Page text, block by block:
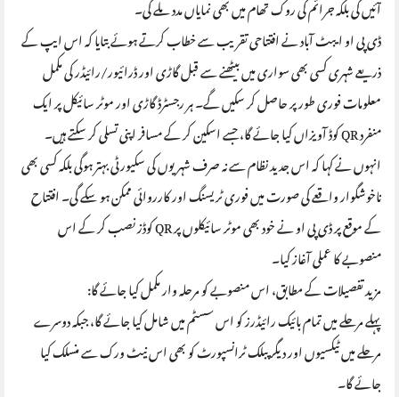
آئیں گی بلکہ جرائم کی روک تھام میں بھی نمایاں مدد ملے گی۔
ڈی پی او ایبٹ آباد نے افتتاحی تقریب سے خطاب کرتے ہوئے بتایا کہ اس ایپ کے
ذریعے شہری کسی بھی سواری میں بیٹھنے سے قبل گاڑی اور ڈرائیور/رائیڈر کی مکمل
معلومات فوری طور پر حاصل کر سکیں گے۔ ہر رجسٹرڈ گاڑی اور موٹر سائیکل پر ایک
منفرد QR کوڈ آویزاں کیا جائے گا، جسے اسکین کر کے مسافر اپنی تسلی کر سکتے ہیں۔
انہوں نے کہا کہ اس جدید نظام سے نہ صرف شہریوں کی سکیورٹی بہتر ہوگی بلکہ کسی بھی
ناخوشگوار واقعے کی صورت میں فوری ٹریسنگ اور کارروائی ممکن ہو سکے گی۔ افتتاح
کے موقع پر ڈی پی او نے خود بھی موٹر سائیکلوں پر QR کوڈز نصب کر کے اس
منصوبے کا عملی آغاز کیا۔
مزید تفصیلات کے مطابق، اس منصوبے کو مرحلہ وار مکمل کیا جائے گا:
پہلے مرحلے میں تمام بائیک رائیڈرز کو اس سسٹم میں شامل کیا جائے گا، جبکہ دوسرے
مرحلے میں ٹیکسیوں اور دیگر پبلک ٹرانسپورٹ کو بھی اس نیٹ ورک سے منسلک کیا
جائے گا۔